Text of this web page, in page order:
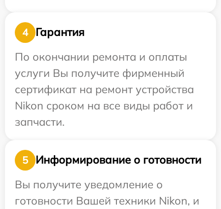
4
Гарантия
По окончании ремонта и оплаты
услуги Вы получите фирменный
сертификат на ремонт устройства
Nikon сроком на все виды работ и
запчасти.
5
Информирование о готовности
Вы получите уведомление о
готовности Вашей техники Nikon, и